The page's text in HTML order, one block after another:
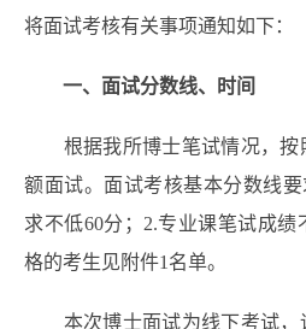
将面试考核有关事项通知如下：
一、面试分数线、时间
根据我所博士笔试情况，按
额面试。面试考核基本分数线
求不低60分；2.专业课笔试成绩
格的考生见附件1名单。
本次博士面试为线下考试，